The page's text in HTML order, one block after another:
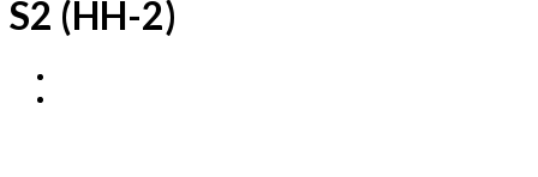
S2 (HH-2)